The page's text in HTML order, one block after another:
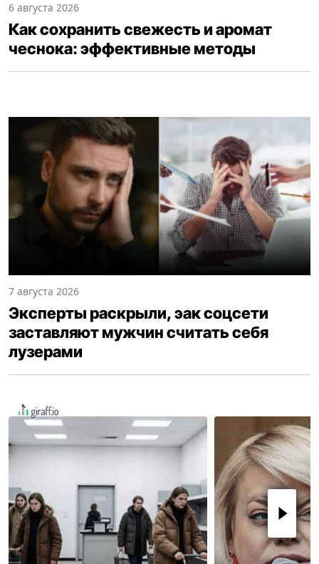
6 августа 2026
Как сохранить свежесть и аромат
чеснока: эффективные методы
7 августа 2026
Эксперты раскрыли, эак соцсети
заставляют мужчин считать себя
лузерами